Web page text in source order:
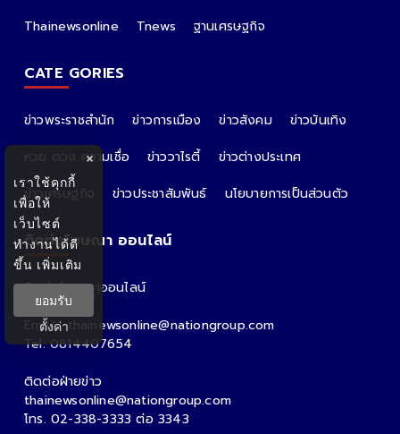
Thainewsonline
Tnews ฐานเศรษฐกิจ
CATE GORIES
ข่าวพระราชสำนัก ข่าวการเมือง ข่าวสังคม
ข่าวบันเทิง
หวย ดวง ความเชื่อ
ข่าววาไรตี้
ข่าวต่างประเทศ
ข่าวเศรษฐกิจ
ข่าวประชาสัมพันธ์ นโยบายการเป็นส่วนตัว
ติดต่อโฆษณา ออนไลน์
ติดต่อโฆษณาออนไลน์
คุณอ้อ
Email : thainewsonline@nationgroup.com
Tel: 0814407654
ติดต่อฝ่ายข่าว
thainewsonline@nationgroup.com
โทร. 02-338-3333 ต่อ 3343
×
เราใช้คุกกี้
เพื่อให้
เว็บไซต์
ทำงานได้ดี
ขึ้น เพิ่มเติม
ยอมรับ
ตั้งค่า